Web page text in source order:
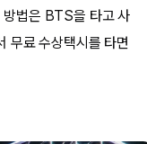
방법은 BTS을 타고 사
무료 수상택시를 타면